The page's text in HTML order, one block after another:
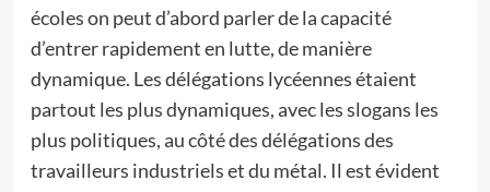
écoles on peut d’abord parler de la capacité
d’entrer rapidement en lutte, de manière
dynamique. Les délégations lycéennes étaient
partout les plus dynamiques, avec les slogans les
plus politiques, au côté des délégations des
travailleurs industriels et du métal. Il est évident